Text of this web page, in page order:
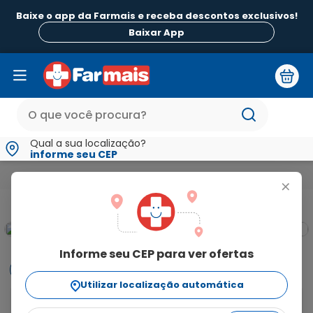
Baixe o app da Farmais e receba descontos exclusivos!
Baixar App
Qual a sua localização?
informe seu CEP
+
Informe seu CEP para ver ofertas
Utilizar localização automática
Nebilet
Informações
Nebilet contém o princípio ativo nebivolol que